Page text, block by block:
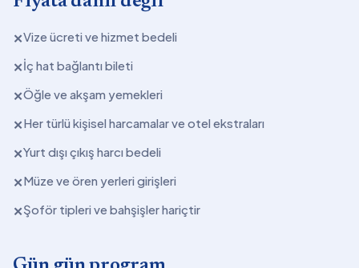
✕Vize ücreti ve hizmet bedeli
✕İç hat bağlantı bileti
✕Öğle ve akşam yemekleri
✕Her türlü kişisel harcamalar ve otel ekstraları
✕Yurt dışı çıkış harcı bedeli
✕Müze ve ören yerleri girişleri
✕Şoför tipleri ve bahşişler hariçtir